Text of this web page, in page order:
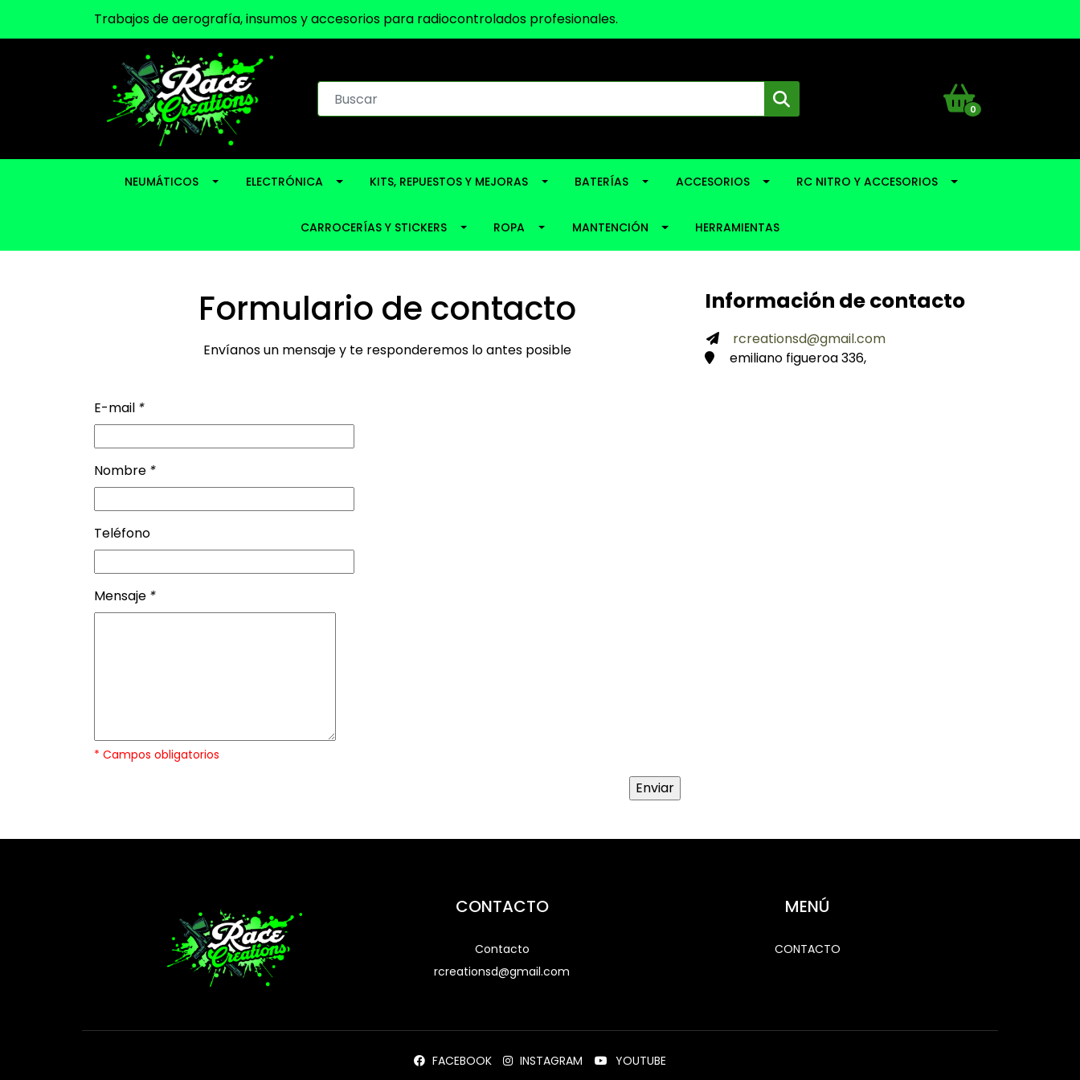
Trabajos de aerografía, insumos y accesorios para radiocontrolados profesionales.
0
NEUMÁTICOS ELECTRÓNICA KITS, REPUESTOS Y MEJORAS BATERÍAS ACCESORIOS RC NITRO Y ACCESORIOS
CARROCERÍAS Y STICKERS ROPA MANTENCIÓN HERRAMIENTAS
Formulario de contacto
Envíanos un mensaje y te responderemos lo antes posible
E-mail *
Nombre *
Teléfono
Mensaje *
* Campos obligatorios
Información de contacto
rcreationsd@gmail.com
emiliano figueroa 336,
CONTACTO
Contacto
rcreationsd@gmail.com
MENÚ
CONTACTO
FACEBOOK INSTAGRAM YOUTUBE